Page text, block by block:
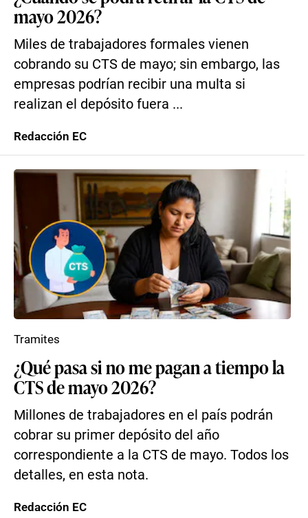
mayo 2026?
Miles de trabajadores formales vienen
cobrando su CTS de mayo; sin embargo, las
empresas podrían recibir una multa si
realizan el depósito fuera ...
Redacción EC
¿Qué pasa si no me pagan a tiempo la
CTS de mayo 2026?
Millones de trabajadores en el país podrán
cobrar su primer depósito del año
correspondiente a la CTS de mayo. Todos los
detalles, en esta nota.
Tramites
Redacción EC